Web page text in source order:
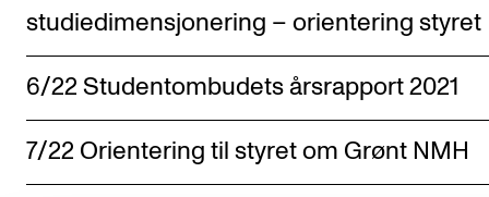
studiedimensjonering – orientering styret
6/22 Studentombudets årsrapport 2021
7/22 Orientering til styret om Grønt NMH